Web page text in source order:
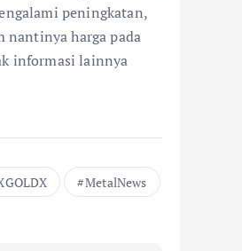
peningkatan,
nantinya harga pada
informasi lainnya
MetalNews